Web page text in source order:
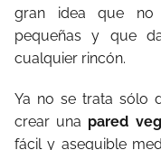
gran idea que no
pequeñas y que
cualquier rincón.
Ya no se trata sólo
crear una pared
fácil y asequible